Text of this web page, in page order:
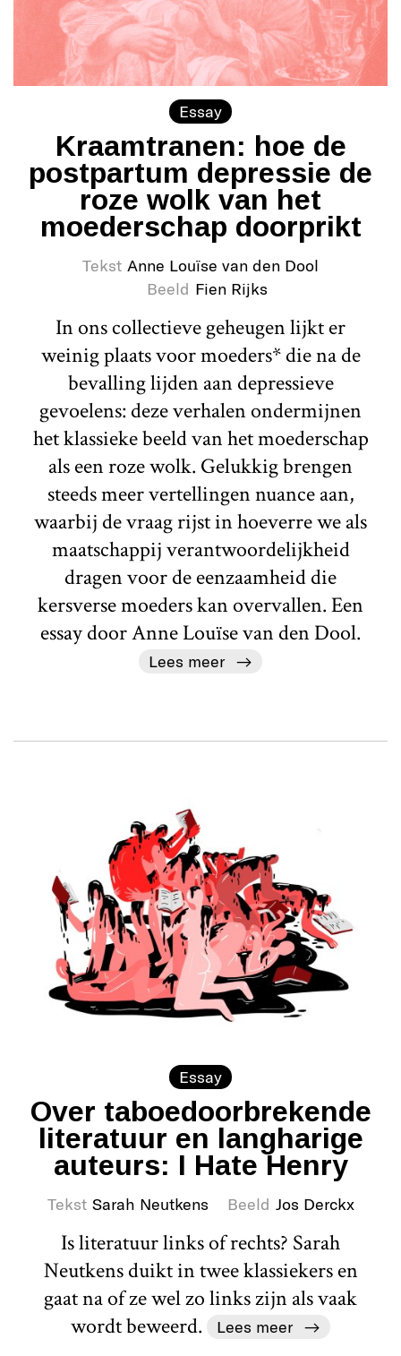
Essay
Kraamtranen: hoe de
postpartum depressie de
roze wolk van het
moederschap doorprikt
Tekst Anne Louïse van den Dool
Beeld Fien Rijks
In ons collectieve geheugen lijkt er
weinig plaats voor moeders* die na de
bevalling lijden aan depressieve
gevoelens: deze verhalen ondermijnen
het klassieke beeld van het moederschap
als een roze wolk. Gelukkig brengen
steeds meer vertellingen nuance aan,
waarbij de vraag rijst in hoeverre we als
maatschappij verantwoordelijkheid
dragen voor de eenzaamheid die
kersverse moeders kan overvallen. Een
essay door Anne Louïse van den Dool.
Lees meer
Essay
Over taboedoorbrekende
literatuur en langharige
auteurs: I Hate Henry
Tekst Sarah Neutkens Beeld Jos Derckx
Is literatuur links of rechts? Sarah
Neutkens duikt in twee klassiekers en
gaat na of ze wel zo links zijn als vaak
wordt beweerd.
Lees meer